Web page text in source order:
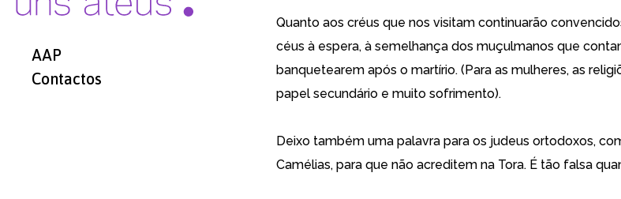
AAP
Contactos
Quanto aos créus que nos visitam continuarão
céus à espera, à semelhança dos muçulmanos que
banquetearem após o martírio. (Para as mulheres, as
papel secundário e muito sofrimento).
Deixo também uma palavra para os judeus ortodoxos,
Camélias, para que não acreditem na Tora. É tão falsa